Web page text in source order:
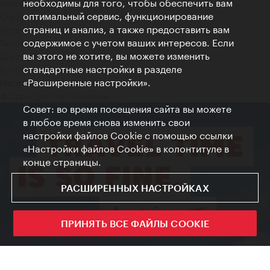
Контакт
Credits
Положение о конфиденциальности
Terms of Use
Доступность
Контакты для прессы
Настройки файлов Cookie
необходимы для того, чтобы обеспечить вам
оптимальный сервис, функционирование
страниц и анализ, а также предоставить вам
содержимое с учетом ваших интересов. Если
вы этого не хотите, вы можете изменить
стандартные настройки в разделе
«Расширенные настройки».
Совет: во время посещения сайта вы можете
в любое время снова изменить свои
настройки файлов Cookie с помощью ссылки
«Настройки файлов Cookie» в колонтитуле в
конце страницы.
РАСШИРЕННЫХ НАСТРОЙКАХ
ПРИНЯТЬ ВСЕ ФАЙЛЫ COOKIE